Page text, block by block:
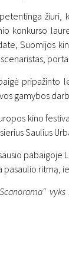
žiuri,
konkurso
Suomijos
pripažinto
gamybos
kino
Saulius
pasaulio ritmą,